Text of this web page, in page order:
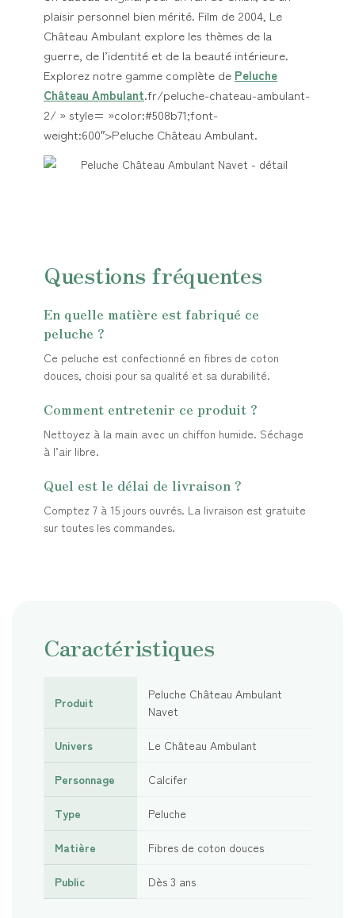
plaisir personnel bien mérité. Film de 2004, Le
Château Ambulant explore les thèmes de la
guerre, de l’identité et de la beauté intérieure.
Explorez notre gamme complète de Peluche
Château Ambulant.fr/peluche-chateau-ambulant-
2/ » style= »color:#508b71;font-
weight:600″>Peluche Château Ambulant.
Questions fréquentes
En quelle matière est fabriqué ce
peluche ?
Ce peluche est confectionné en fibres de coton
douces, choisi pour sa qualité et sa durabilité.
Comment entretenir ce produit ?
Nettoyez à la main avec un chiffon humide. Séchage
à l’air libre.
Quel est le délai de livraison ?
Comptez 7 à 15 jours ouvrés. La livraison est gratuite
sur toutes les commandes.
Caractéristiques
Produit
Peluche Château Ambulant
Navet
Univers Le Château Ambulant
Personnage Calcifer
Type Peluche
Matière Fibres de coton douces
Public Dès 3 ans